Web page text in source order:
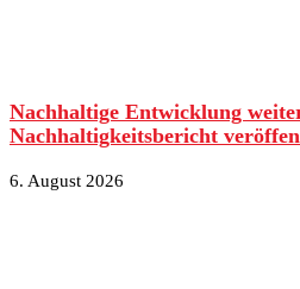
Nachhaltige Entwicklung
Nachhaltigkeitsbericht
6. August 2026